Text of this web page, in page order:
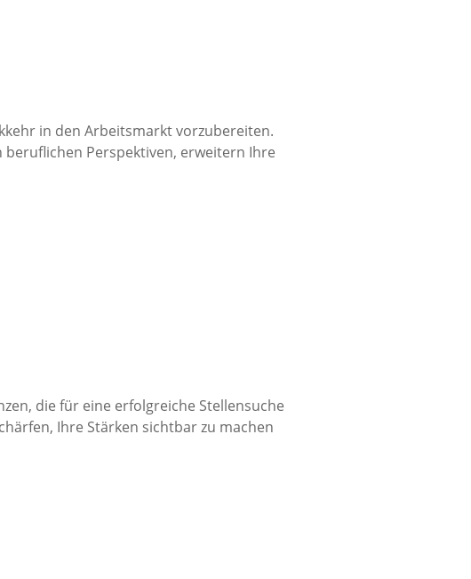
in den Arbeitsmarkt vorzubereiten.
Perspektiven, erweitern Ihre
die für eine erfolgreiche Stellensuche
Ihre Stärken sichtbar zu machen